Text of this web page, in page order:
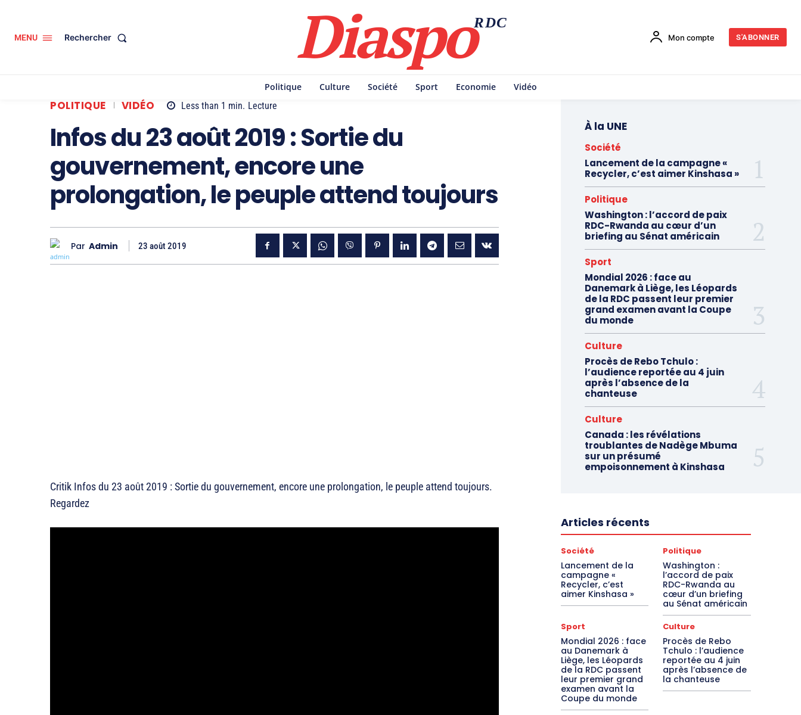
MENU Rechercher DiaspoRDC
Mon compte S'ABONNER
Politique Culture Société Sport Economie Vidéo
POLITIQUE VIDÉO Less than 1 min. Lecture
Infos du 23 août 2019 : Sortie du
gouvernement, encore une
prolongation, le peuple attend toujours
Par Admin 23 août 2019
Critik Infos du 23 août 2019 : Sortie du gouvernement, encore une prolongation, le peuple attend toujours.
Regardez
À la UNE
Société
Lancement de la campagne «
Recycler, c’est aimer Kinshasa »
Politique
Washington : l’accord de paix
RDC-Rwanda au cœur d’un
briefing au Sénat américain
Sport
Mondial 2026 : face au
Danemark à Liège, les Léopards
de la RDC passent leur premier
grand examen avant la Coupe
du monde
Culture
Procès de Rebo Tchulo :
l’audience reportée au 4 juin
après l’absence de la
chanteuse
Culture
Canada : les révélations
troublantes de Nadège Mbuma
sur un présumé
empoisonnement à Kinshasa
Articles récents
Société
Lancement de la
campagne «
Recycler, c’est
aimer Kinshasa »
Politique
Washington :
l’accord de paix
RDC-Rwanda au
cœur d’un briefing
au Sénat américain
Sport
Mondial 2026 : face
au Danemark à
Liège, les Léopards
de la RDC passent
leur premier grand
examen avant la
Coupe du monde
Culture
Procès de Rebo
Tchulo : l’audience
reportée au 4 juin
après l’absence de
la chanteuse